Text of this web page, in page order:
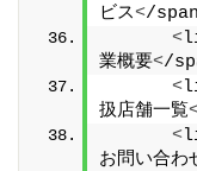
ビス</span
<
業概要</
<
扱店舗一覧
<
お問い合わ